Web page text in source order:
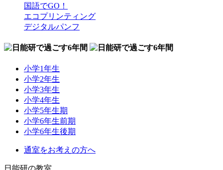
国語でGO！
エコプリンティング
デジタルパンフ
小学1年生
小学2年生
小学3年生
小学4年生
小学5年生期
小学6年生前期
小学6年生後期
通室をお考えの方へ
日能研の教室